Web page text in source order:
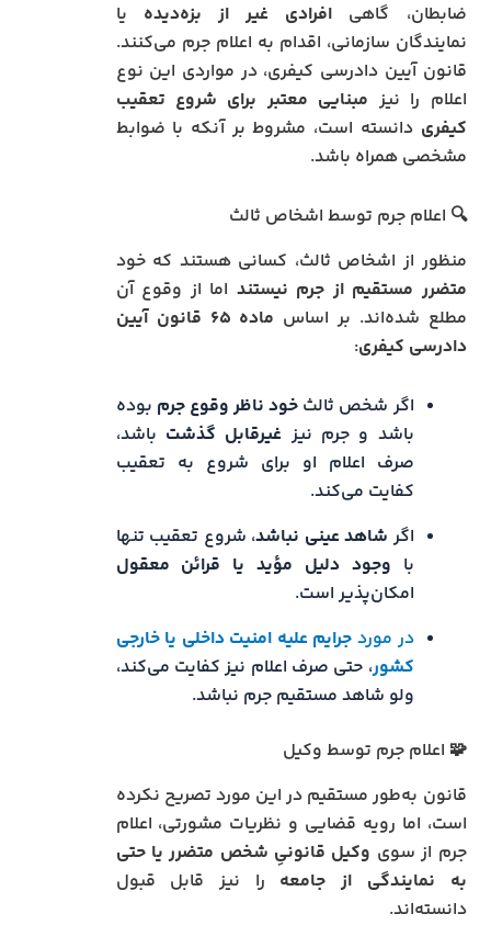
ضابطان، گاهی افرادی غیر از بزه‌دیده یا
نمایندگان سازمانی، اقدام به اعلام جرم می‌کنند.
قانون آیین دادرسی کیفری، در مواردی این نوع
اعلام را نیز مبنایی معتبر برای شروع تعقیب
کیفری دانسته است، مشروط بر آنکه با ضوابط
مشخصی همراه باشد.
🔍 اعلام جرم توسط اشخاص ثالث
منظور از اشخاص ثالث، کسانی هستند که خود
متضرر مستقیم از جرم نیستند اما از وقوع آن
مطلع شده‌اند. بر اساس
ماده ۶۵ قانون آیین
دادرسی کیفری:
اگر شخص ثالث خود ناظر وقوع جرم بوده
باشد و جرم نیز غیرقابل گذشت باشد،
صرف اعلام او برای شروع به تعقیب
کفایت می‌کند.
اگر شاهد عینی نباشد، شروع تعقیب تنها
با وجود دلیل مؤید یا قرائن معقول
امکان‌پذیر است.
در مورد جرایم علیه امنیت داخلی یا خارجی
کشور، حتی صرف اعلام نیز کفایت می‌کند،
ولو شاهد مستقیم جرم نباشد.
🧩 اعلام جرم توسط وکیل
قانون به‌طور مستقیم در این مورد تصریح نکرده
است، اما رویه قضایی و نظریات مشورتی، اعلام
جرم از سوی وکیل قانونیِ شخص متضرر یا حتی
به نمایندگی از جامعه را نیز قابل قبول
دانسته‌اند.